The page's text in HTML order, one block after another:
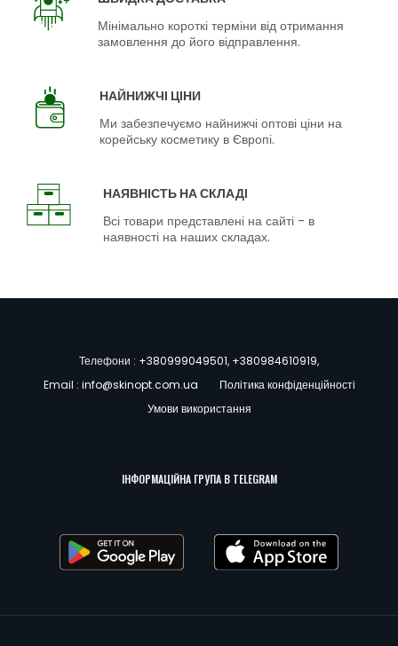
Мінімально короткі терміни від отримання
замовлення до його відправлення.
НАЙНИЖЧІ ЦІНИ
Ми забезпечуємо найнижчі оптові ціни на
корейську косметику в Європі.
НАЯВНІСТЬ НА СКЛАДІ
Всі товари представлені на сайті - в
наявності на наших складах.
Телефони : +380999049501, +380984610919,
Email : info@skinopt.com.ua
Політика конфіденційності
Умови використання
ІНФОРМАЦІЙНА ГРУПА В TELEGRAM